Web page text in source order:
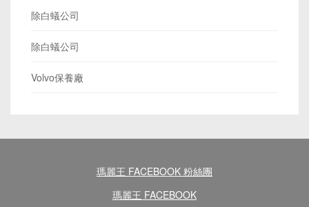
除白蟻公司
除白蟻公司
Volvo保養廠
瑪麗王 FACEBOOK 粉絲團
瑪麗王 FACEBOOK